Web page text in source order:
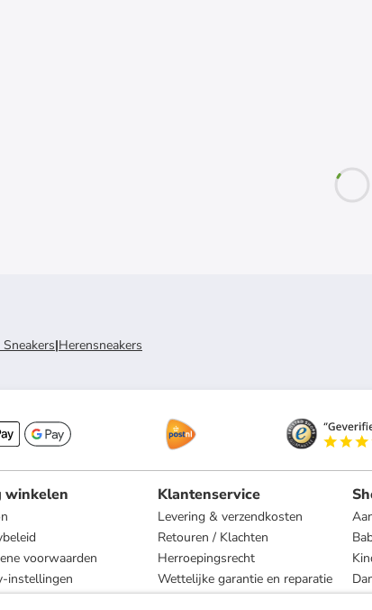
|Herensneakers
winkelen
voorwaarden
instellingen
Klantenservice
Levering & verzendkosten
Retouren / Klachten
Herroepingsrecht
Wettelijke garantie en reparatie